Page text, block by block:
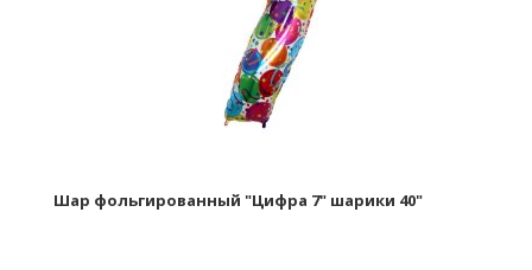
Шар фольгированный "Цифра 7" шарики 40"